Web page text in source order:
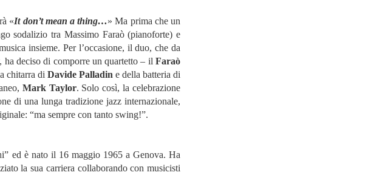
«It don’t mean a thing…» Ma prima che un
sodalizio tra Massimo Faraò (pianoforte) e
insieme. Per l’occasione, il duo, che da
deciso di comporre un quartetto – il Faraò
chitarra di Davide Palladin e della batteria di
Mark Taylor. Solo così, la celebrazione
di una lunga tradizione jazz internazionale,
“ma sempre con tanto swing!”.
ed è nato il 16 maggio 1965 a Genova. Ha
la sua carriera collaborando con musicisti